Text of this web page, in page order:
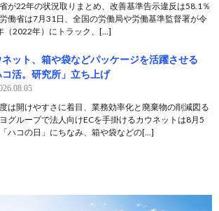
が22年の状況取りまとめ、改善基準告示違反は58.1％
働省は7月31日、全国の労働局や労働基準監督署が令
（2022年）にトラック、[…]
ネット、箱や袋などパッケージを活躍させる
コ活。研究所」立ち上げ
は開けやすさに着目、業務効率化と廃棄物の削減図る
グループで法人向けECを手掛けるカウネットは8月5
ハコの日」にちなみ、箱や袋などの[…]